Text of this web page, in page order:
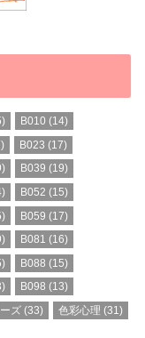
B010 (14)
B023 (17)
B039 (19)
B052 (15)
B059 (17)
B081 (16)
B088 (15)
B098 (13)
ズ (33) 色彩心理 (31)